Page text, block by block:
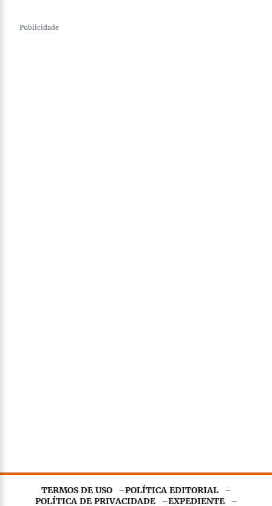
Publicidade
TERMOS DE USO
POLÍTICA EDITORIAL
POLÍTICA DE PRIVACIDADE
EXPEDIENTE